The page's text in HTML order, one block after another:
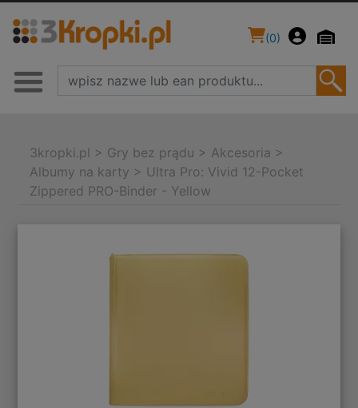
(0)
3kropki.pl > Gry bez prądu > Akcesoria >
Albumy na karty > Ultra Pro: Vivid 12-Pocket
Zippered PRO-Binder - Yellow